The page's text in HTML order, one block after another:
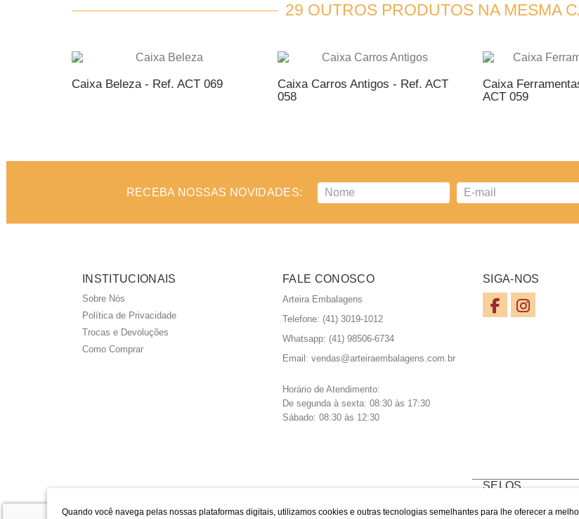
Quando você navega pelas nossas plataformas digitais, utilizamos cookies e outras tecnologias semelhantes para lhe oferecer a
29 OUTROS PRODUTOS NA MESMA
Caixa Beleza - Ref. ACT 069
Caixa Carros Antigos - Ref. ACT
058
Caixa
ACT 059
RECEBA NOSSAS NOVIDADES:
INSTITUCIONAIS
Sobre Nós
Política de Privacidade
Trocas e Devoluções
Como Comprar
FALE CONOSCO
Arteira Embalagens
Telefone: (41) 3019-1012
Whatsapp: (41) 98506-6734
Email: vendas@arteiraembalagens.com.br
Horário de Atendimento:
De segunda à sexta: 08:30 às 17:30
Sábado: 08:30 às 12:30
SIGA-NOS
SELOS